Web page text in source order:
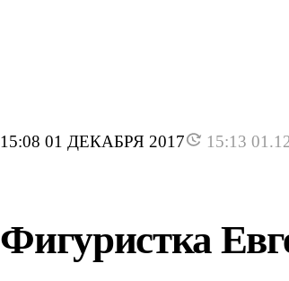
15:08 01 ДЕКАБРЯ 2017 15:13
Фигуристка